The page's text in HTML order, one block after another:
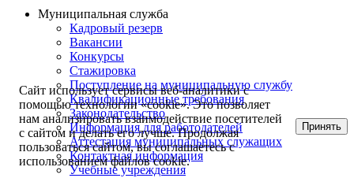
Муниципальная служба
Кадровый резерв
Вакансии
Конкурсы
Стажировка
Поступление на муниципальную службу
Квалификационные требования
Законодательство
Информация для работодателей
Аттестация муниципальных служащих
Контактная информация
Учебные учреждения
Сайт использует сервисы веб-аналитики с
помощью технологии «cookie». Это позволяет
нам анализировать взаимодействие посетителей
с сайтом и делать его лучше. Продолжая
пользоваться сайтом, вы соглашаетесь с
использованием файлов cookie.
Принять